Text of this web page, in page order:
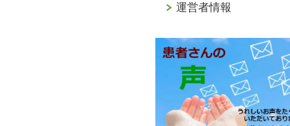
運営者情報